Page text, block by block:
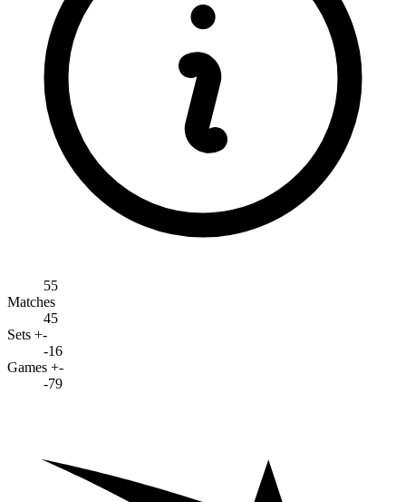
55
Matches
45
Sets +-
-16
Games +-
-79